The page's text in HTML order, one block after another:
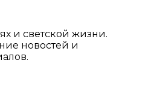
и светской жизни.
новостей и